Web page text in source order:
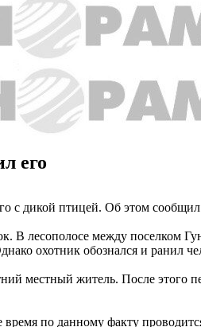
его
с дикой птицей. Об этом
В лесополосе между поселком
охотник обознался и ранил
местный житель. После этого
по данному факту